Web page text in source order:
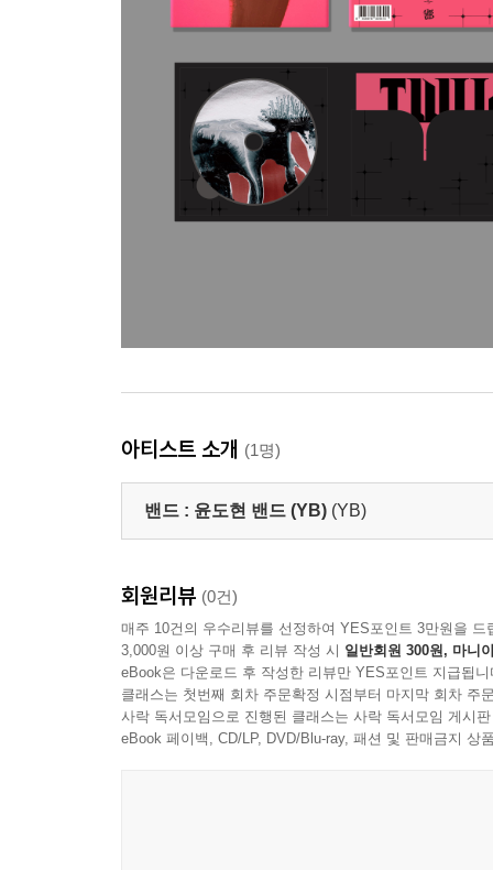
아티스트 소개 (1명)
밴드 : 윤도현 밴드 (YB) (YB)
회원리뷰 (0건)
매주 10건의 우수리뷰를 선정하여 YES포인트 3만원을 드
3,000원 이상 구매 후 리뷰 작성 시 일반회원 300원, 마니
eBook은 다운로드 후 작성한 리뷰만 YES포인트 지급됩니
클래스는 첫번째 회차 주문확정 시점부터 마지막 회차 주
사락 독서모임으로 진행된 클래스는 사락 독서모임 게시
eBook 페이백, CD/LP, DVD/Blu-ray, 패션 및 판매금지 상